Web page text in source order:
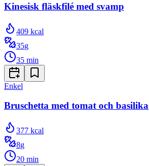
Kinesisk fläskfilé med svamp
409 kcal
35g
35 min
Enkel
Bruschetta med tomat och basilika
377 kcal
8g
20 min